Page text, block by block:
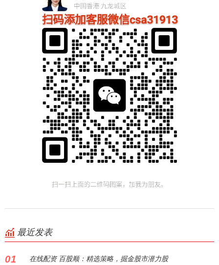
最近发表
01 在线配资 百股顺：精选策略，掘金股市潜力股